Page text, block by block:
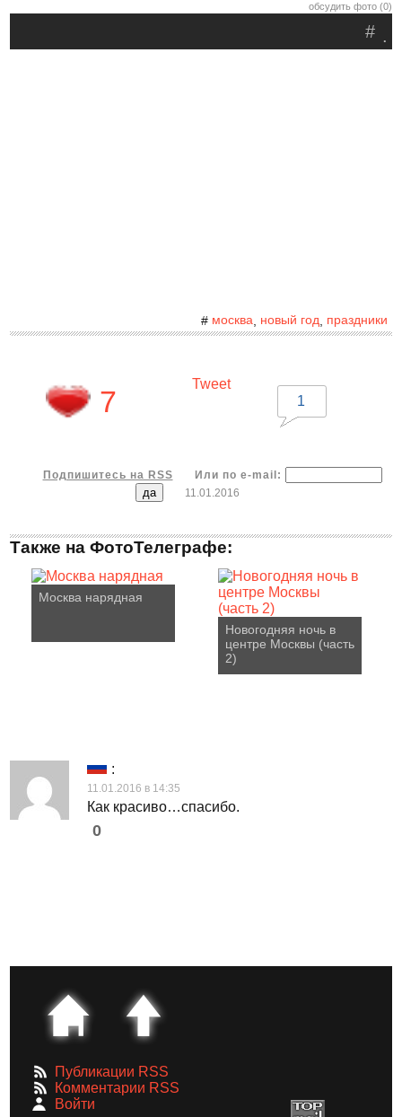
обсудить фото (0)
.
#
# москва, новый год, праздники
7
Tweet
1
Подпишитесь на RSS
Или по e-mail:
11.01.2016
Также на ФотоТелеграфе:
Москва нарядная
Новогодняя ночь в
центре Москвы (часть
2)
:
11.01.2016 в 14:35
Как красиво…спасибо.
0
Публикации RSS
Комментарии RSS
Войти